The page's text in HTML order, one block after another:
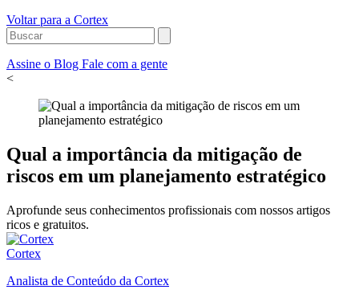
Voltar para a Cortex
Assine o Blog Fale com a gente
<
Qual a importância da mitigação de
riscos em um planejamento estratégico
Aprofunde seus conhecimentos profissionais com nossos artigos
ricos e gratuitos.
Cortex
Analista de Conteúdo da Cortex